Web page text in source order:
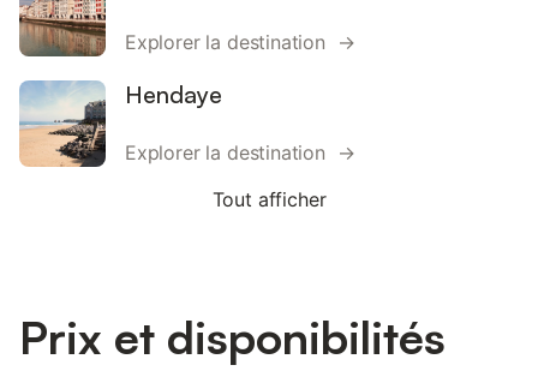
Explorer la destination →
Hendaye
Explorer la destination →
Tout afficher
Prix et disponibilités